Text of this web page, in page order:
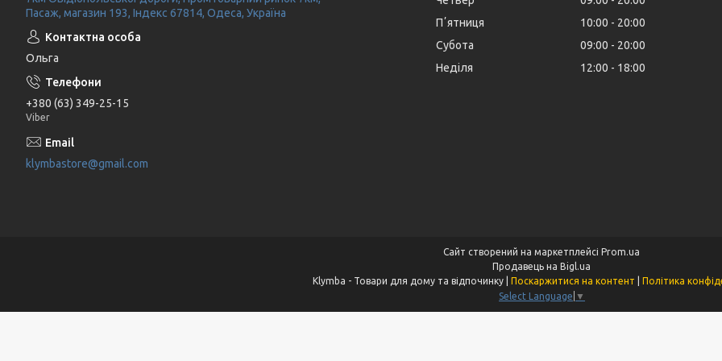
Пасаж, магазин 193, Індекс 67814, Одеса, Україна
Ольга
+380 (63) 349-25-15
Viber
klymbastore@gmail.com
Пʼятниця
10:00
20:00
Субота
09:00
20:00
Неділя
12:00 18:00
Сайт створений на маркетплейсі Prom.ua
Продавець на Bigl.ua
Поскаржитися на контент
Політика
Select Language ▼